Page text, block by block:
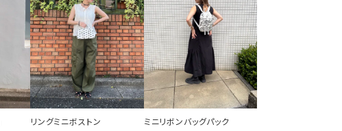
リングミニボストン ミニリボンバッグパック